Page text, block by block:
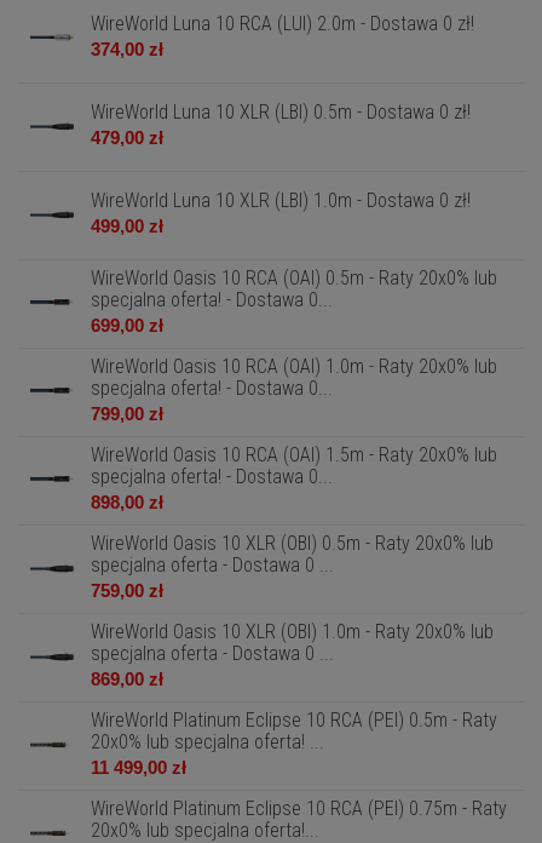
WireWorld Luna 10 RCA (LUI) 2.0m - Dostawa 0 zł!
374,00 zł
WireWorld Luna 10 XLR (LBI) 0.5m - Dostawa 0 zł!
479,00 zł
WireWorld Luna 10 XLR (LBI) 1.0m - Dostawa 0 zł!
499,00 zł
WireWorld Oasis 10 RCA (OAI) 0.5m - Raty 20x0% lub
specjalna oferta! - Dostawa 0...
699,00 zł
WireWorld Oasis 10 RCA (OAI) 1.0m - Raty 20x0% lub
specjalna oferta! - Dostawa 0...
799,00 zł
WireWorld Oasis 10 RCA (OAI) 1.5m - Raty 20x0% lub
specjalna oferta! - Dostawa 0...
898,00 zł
WireWorld Oasis 10 XLR (OBI) 0.5m - Raty 20x0% lub
specjalna oferta - Dostawa 0 ...
759,00 zł
WireWorld Oasis 10 XLR (OBI) 1.0m - Raty 20x0% lub
specjalna oferta - Dostawa 0 ...
869,00 zł
WireWorld Platinum Eclipse 10 RCA (PEI) 0.5m - Raty
20x0% lub specjalna oferta! ...
11 499,00 zł
WireWorld Platinum Eclipse 10 RCA (PEI) 0.75m - Raty
20x0% lub specjalna oferta!...